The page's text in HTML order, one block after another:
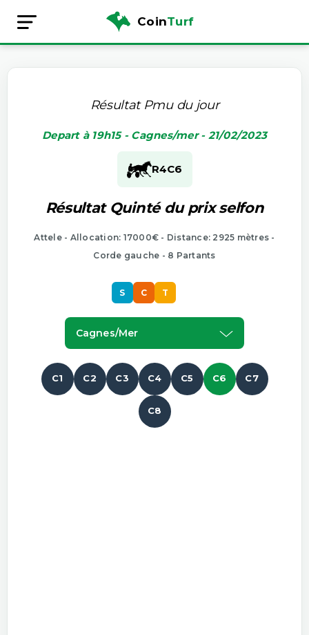
CoinTurf
Résultat Pmu du jour
Depart à 19h15 - Cagnes/mer - 21/02/2023
R4C6
Résultat Quinté du prix selfon
Attele - Allocation: 17000€ - Distance: 2925 mètres -
Corde gauche - 8 Partants
S C T
Cagnes/mer
C1 C2 C3 C4 C5 C6 C7
C8